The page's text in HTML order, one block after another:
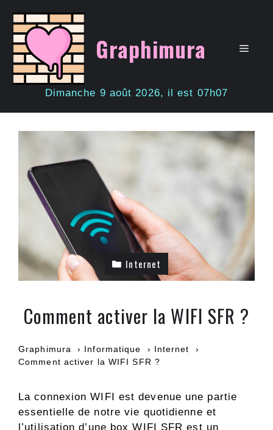
contenu
Graphimura Menu
Dimanche 9 août 2026, il est 07h07
Internet
Comment activer la WIFI SFR ?
Graphimura Informatique
Internet
Comment activer la WIFI SFR ?
La connexion WIFI est devenue une partie
essentielle de notre vie quotidienne et
l’utilisation d’une box WIFI SFR est un